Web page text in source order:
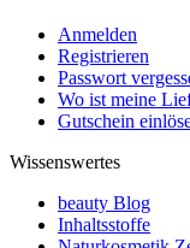
Anmelden
Registrieren
Passwort
Wo ist meine
Gutschein
Wissenswertes
beauty Blog
Inhaltsstoffe